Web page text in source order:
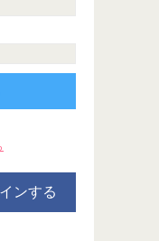
ンする